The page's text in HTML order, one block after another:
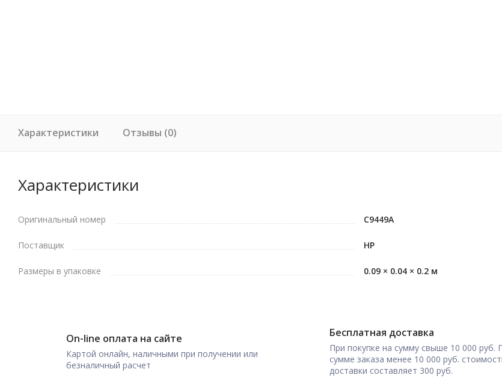
Характеристики Отзывы (0)
Характеристики
Оригинальный номер C9449A
Поставщик HP
Размеры в упаковке 0.09 × 0.04 × 0.2 м
On-line оплата на сайте
Картой онлайн, наличными при получении или
безналичный расчет
Бесплатная доставка
При покупке на сумму свыше 10 000 руб.
сумме заказа менее 10 000 руб.
доставки составляет 300 руб.